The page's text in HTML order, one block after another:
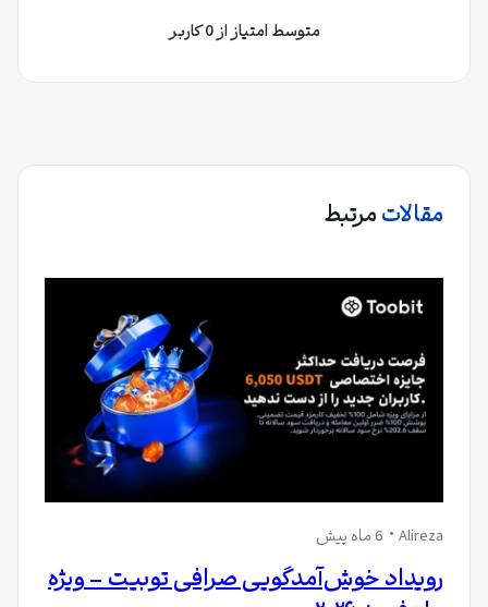
متوسط امتیاز از 0 کاربر
مقالاتمرتبط
Alireza 6 ماه پیش
رویداد خوش‌آمدگویی صرافی توبیت – ویژه